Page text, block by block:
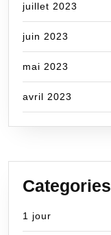
juillet 2023
juin 2023
mai 2023
avril 2023
Categories
1 jour